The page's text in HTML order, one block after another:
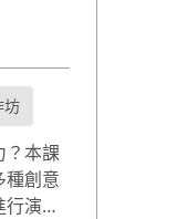
坊
？本課
種創意
行演